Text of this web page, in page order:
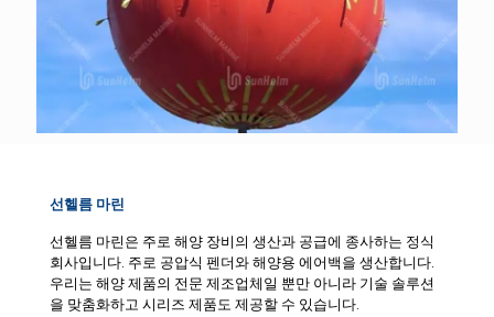
선헬름 마린
선헬름 마린은 주로 해양 장비의 생산과 공급에 종사하는 정식
회사입니다. 주로 공압식 펜더와 해양용 에어백을 생산합니다.
우리는 해양 제품의 전문 제조업체일 뿐만 아니라 기술 솔루션
을 맞춤화하고 시리즈 제품도 제공할 수 있습니다.